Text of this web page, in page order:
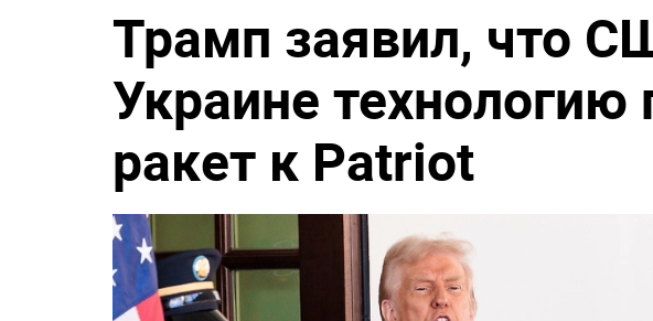
Трамп заявил, что
Украине технологию
ракет к Patriot